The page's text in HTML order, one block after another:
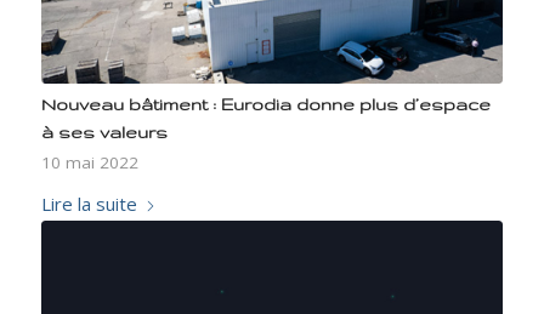
Nouveau bâtiment : Eurodia donne plus d’espace
à ses valeurs
10 mai 2022
Lire la suite